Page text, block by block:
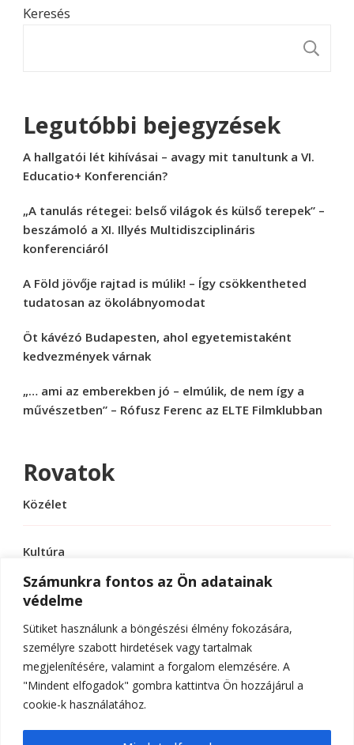
Számunkra fontos az Ön adatainak
védelme
Sütiket használunk a böngészési élmény fokozására,
személyre szabott hirdetések vagy tartalmak
megjelenítésére, valamint a forgalom elemzésére. A
"Mindent elfogadok" gombra kattintva Ön hozzájárul a
cookie-k használatához.
Keresés
Legutóbbi bejegyzések
A hallgatói lét kihívásai – avagy mit tanultunk a VI.
Educatio+ Konferencián?
„A tanulás rétegei: belső világok és külső terepek” –
beszámoló a XI. Illyés Multidiszciplináris
konferenciáról
A Föld jövője rajtad is múlik! – Így csökkentheted
tudatosan az ökolábnyomodat
Öt kávézó Budapesten, ahol egyetemistaként
kedvezmények várnak
„… ami az emberekben jó – elmúlik, de nem így a
művészetben” – Rófusz Ferenc az ELTE Filmklubban
Rovatok
Közélet
Kultúra
Sport
Tudomány
© Szerzői jog 2026 ELTE Online